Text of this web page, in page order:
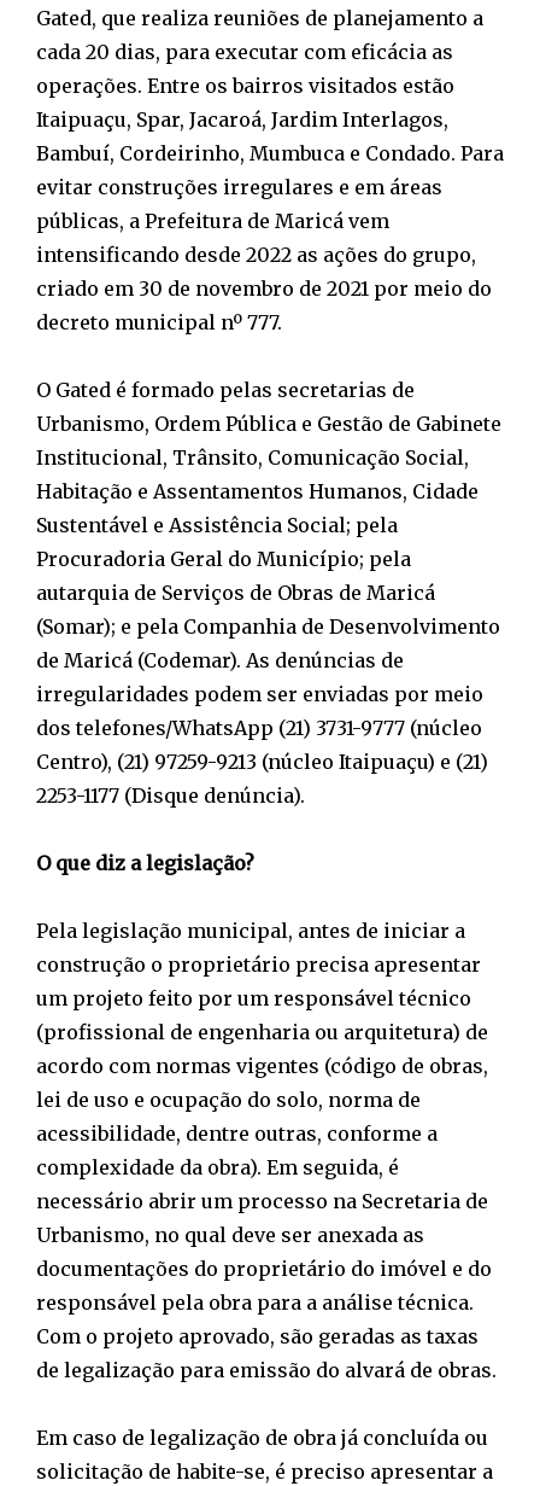
Gated, que realiza reuniões de planejamento a
cada 20 dias, para executar com eficácia as
operações. Entre os bairros visitados estão
Itaipuaçu, Spar, Jacaroá, Jardim Interlagos,
Bambuí, Cordeirinho, Mumbuca e Condado. Para
evitar construções irregulares e em áreas
públicas, a Prefeitura de Maricá vem
intensificando desde 2022 as ações do grupo,
criado em 30 de novembro de 2021 por meio do
decreto municipal nº 777.
O Gated é formado pelas secretarias de
Urbanismo, Ordem Pública e Gestão de Gabinete
Institucional, Trânsito, Comunicação Social,
Habitação e Assentamentos Humanos, Cidade
Sustentável e Assistência Social; pela
Procuradoria Geral do Município; pela
autarquia de Serviços de Obras de Maricá
(Somar); e pela Companhia de Desenvolvimento
de Maricá (Codemar). As denúncias de
irregularidades podem ser enviadas por meio
dos telefones/WhatsApp (21) 3731-9777 (núcleo
Centro), (21) 97259-9213 (núcleo Itaipuaçu) e (21)
2253-1177 (Disque denúncia).
O que diz a legislação?
Pela legislação municipal, antes de iniciar a
construção o proprietário precisa apresentar
um projeto feito por um responsável técnico
(profissional de engenharia ou arquitetura) de
acordo com normas vigentes (código de obras,
lei de uso e ocupação do solo, norma de
acessibilidade, dentre outras, conforme a
complexidade da obra). Em seguida, é
necessário abrir um processo na Secretaria de
Urbanismo, no qual deve ser anexada as
documentações do proprietário do imóvel e do
responsável pela obra para a análise técnica.
Com o projeto aprovado, são geradas as taxas
de legalização para emissão do alvará de obras.
Em caso de legalização de obra já concluída ou
solicitação de habite-se, é preciso apresentar a